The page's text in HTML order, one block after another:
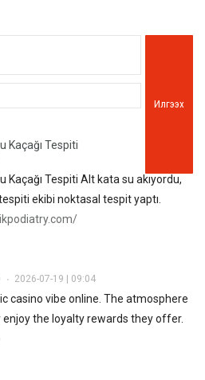
Илгээх
Kaçağı Tespiti
Kaçağı Tespiti Alt kata su akıyordu,
ekibi noktasal tespit yaptı.
• 2026-07-19 | 09:04
casino vibe online. The atmosphere
enjoy the loyalty rewards they offer.